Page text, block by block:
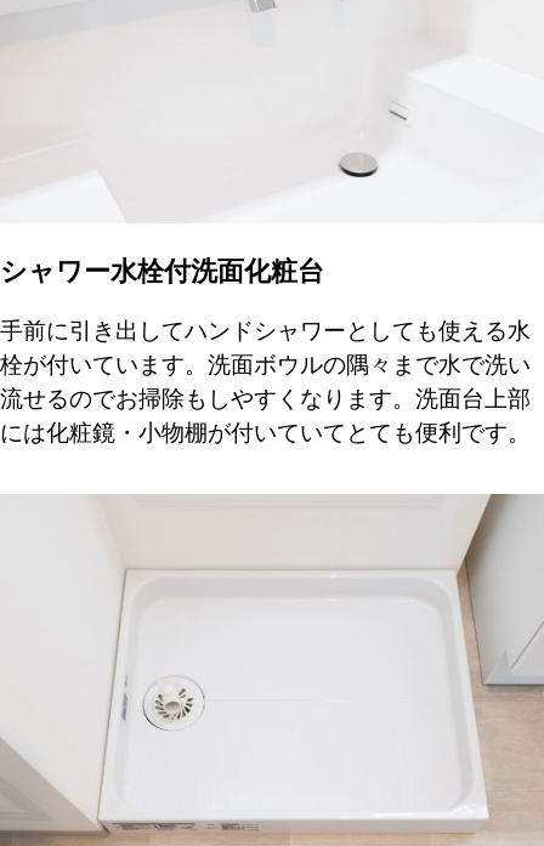
シャワー水栓付洗面化粧台
手前に引き出してハンドシャワーとしても使える水
栓が付いています。洗面ボウルの隅々まで水で洗い
流せるのでお掃除もしやすくなります。洗面台上部
には化粧鏡・小物棚が付いていてとても便利です。